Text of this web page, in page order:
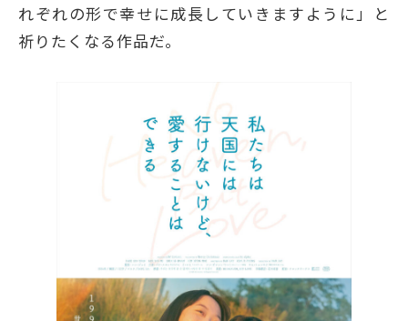
れぞれの形で幸せに成長していきますように」と
祈りたくなる作品だ。